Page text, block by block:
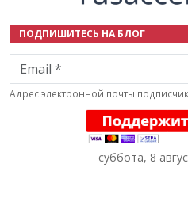
ПОДПИШИТЕСЬ НА БЛОГ
Email
Адрес электронной почты
суббота, 8